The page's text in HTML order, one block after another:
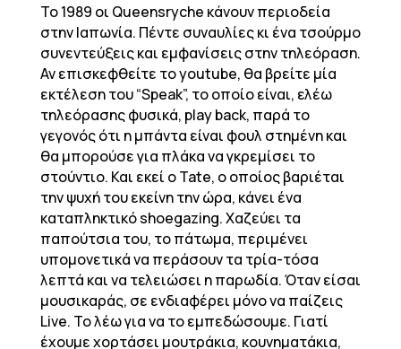
Το 1989 οι Queensryche κάνουν περιοδεία
στην Ιαπωνία. Πέντε συναυλίες κι ένα τσούρμο
συνεντεύξεις και εμφανίσεις στην τηλεόραση.
Αν επισκεφθείτε το youtube, θα βρείτε μία
εκτέλεση του “Speak”, το οποίο είναι, ελέω
τηλεόρασης φυσικά, play back, παρά το
γεγονός ότι η μπάντα είναι φουλ στημένη και
θα μπορούσε για πλάκα να γκρεμίσει το
στούντιο. Και εκεί ο Tate, ο οποίος βαριέται
την ψυχή του εκείνη την ώρα, κάνει ένα
καταπληκτικό shoegazing. Χαζεύει τα
παπούτσια του, το πάτωμα, περιμένει
υπομονετικά να περάσουν τα τρία-τόσα
λεπτά και να τελειώσει η παρωδία. Όταν είσαι
μουσικαράς, σε ενδιαφέρει μόνο να παίζεις
Live. Το λέω για να το εμπεδώσουμε. Γιατί
έχουμε χορτάσει μουτράκια, κουνηματάκια,